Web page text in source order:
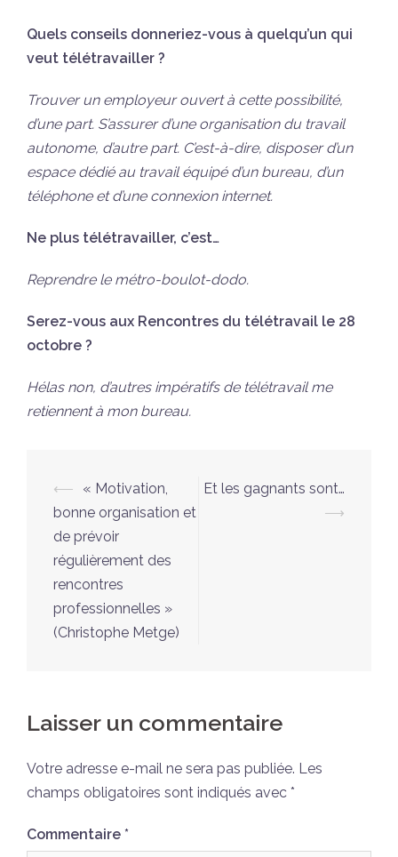
Quels conseils donneriez-vous à quelqu’un qui
veut télétravailler ?
Trouver un employeur ouvert à cette possibilité,
d’une part. S’assurer d’une organisation du travail
autonome, d’autre part. C’est-à-dire, disposer d’un
espace dédié au travail équipé d’un bureau, d’un
téléphone et d’une connexion internet.
Ne plus télétravailler, c’est…
Reprendre le métro-boulot-dodo.
Serez-vous aux Rencontres du télétravail le 28
octobre ?
Hélas non, d’autres impératifs de télétravail me
retiennent à mon bureau.
Navigation
d’article
⟵
« Motivation,
bonne organisation et
de prévoir
régulièrement des
rencontres
professionnelles »
(Christophe Metge)
Et les gagnants sont…
⟶
Laisser un commentaire
Votre adresse e-mail ne sera pas publiée. Les
champs obligatoires sont indiqués avec *
Commentaire *